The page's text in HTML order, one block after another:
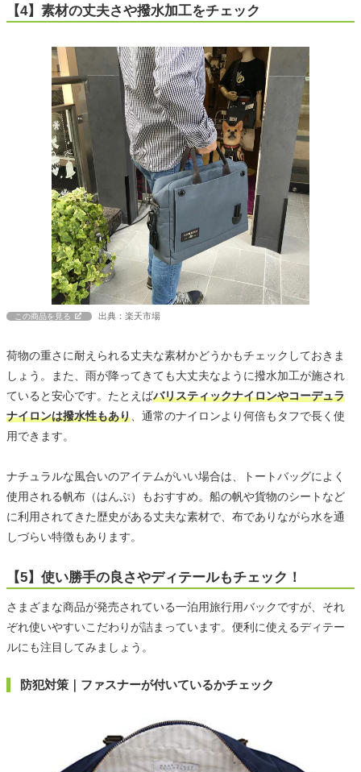
【4】素材の丈夫さや撥水加工をチェック
この商品を見る 出典：楽天市場
荷物の重さに耐えられる丈夫な素材かどうかもチェックしておきま
しょう。また、雨が降ってきても大丈夫なように撥水加工が施され
ていると安心です。たとえばバリスティックナイロンやコーデュラ
ナイロンは撥水性もあり 、通常のナイロンより何倍もタフで長く使
用できます。
ナチュラルな風合いのアイテムがいい場合は、トートバッグによく
使用される帆布（はんぷ）もおすすめ。船の帆や貨物のシートなど
に利用されてきた歴史がある丈夫な素材で、布でありながら水を通
しづらい特徴もあります。
【5】使い勝手の良さやディテールもチェック！
さまざまな商品が発売されている一泊用旅行用バックですが、それ
ぞれ使いやすいこだわりが詰まっています。便利に使えるディテー
ルにも注目してみましょう。
防犯対策｜ファスナーが付いているかチェック